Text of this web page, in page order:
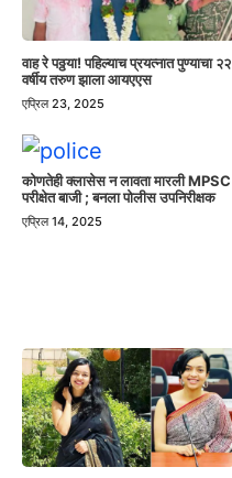
वाह रे पठ्ठया! पहिल्याच प्रयत्नात पुण्याचा २२
वर्षीय तरुण झाला आयएएस
एप्रिल 23, 2025
कोणतेही क्लासेस न लावता मारली MPSC
परीक्षेत बाजी ; बनला पोलीस उपनिरीक्षक
एप्रिल 14, 2025